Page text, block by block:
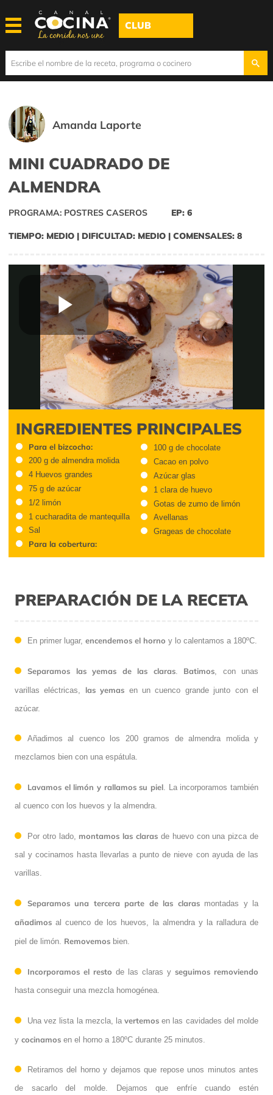
CLUB
Amanda Laporte
MINI CUADRADO DE
ALMENDRA
PROGRAMA: POSTRES CASEROS EP: 6
TIEMPO: MEDIO | DIFICULTAD: MEDIO | COMENSALES: 8
Play
Video
INGREDIENTES PRINCIPALES
Para el bizcocho:
200 g de almendra molida
4 Huevos grandes
75 g de azúcar
1/2 limón
1 cucharadita de mantequilla
Sal
Para la cobertura:
100 g de chocolate
Cacao en polvo
Azúcar glas
1 clara de huevo
Gotas de zumo de limón
Avellanas
Grageas de chocolate
PREPARACIÓN DE LA RECETA
En primer lugar, encendemos el horno y lo calentamos a 180ºC.
Separamos las yemas de las claras. Batimos, con unas
varillas eléctricas, las yemas en un cuenco grande junto con el
azúcar.
Añadimos al cuenco los 200 gramos de almendra molida y
mezclamos bien con una espátula.
Lavamos el limón y rallamos su piel. La incorporamos también
al cuenco con los huevos y la almendra.
Por otro lado, montamos las claras de huevo con una pizca de
sal y cocinamos hasta llevarlas a punto de nieve con ayuda de las
varillas.
Separamos una tercera parte de las clarasmontadas y la
añadimosal cuenco de los huevos, la almendra y la ralladura de
piel de limón. Removemos bien.
Incorporamos el resto de las claras y seguimos removiendo
hasta conseguir una mezcla homogénea.
Una vez lista la mezcla, lavertemosen las cavidades del molde
y cocinamos en el horno a 180ºC durante 25 minutos.
Retiramos del horno y dejamos que repose unos minutos antes
de sacarlo del molde. Dejamos que enfríe cuando estén